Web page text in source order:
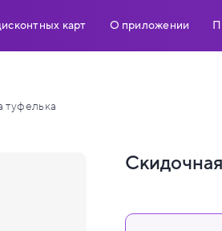
карт О приложении
туфелька